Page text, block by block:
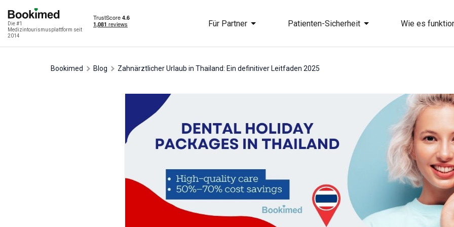
Die #1
Medizintourismusplattform seit
2014
Für Partner Patienten-Sicherheit Wie es
Bookimed Blog Zahnärztlicher Urlaub in Thailand: Ein definitiver Leitfaden 2025